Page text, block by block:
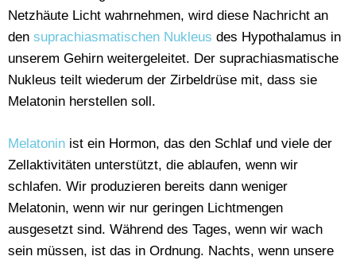
Netzhäute Licht wahrnehmen, wird diese Nachricht an
den suprachiasmatischen Nukleus des Hypothalamus in
unserem Gehirn weitergeleitet. Der suprachiasmatische
Nukleus teilt wiederum der Zirbeldrüse mit, dass sie
Melatonin herstellen soll.
Melatonin ist ein Hormon, das den Schlaf und viele der
Zellaktivitäten unterstützt, die ablaufen, wenn wir
schlafen. Wir produzieren bereits dann weniger
Melatonin, wenn wir nur geringen Lichtmengen
ausgesetzt sind. Während des Tages, wenn wir wach
sein müssen, ist das in Ordnung. Nachts, wenn unsere